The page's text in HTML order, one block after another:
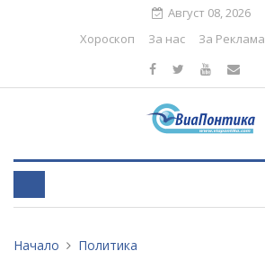
Август 08, 2026
Хороскоп
За нас За Реклама
Начало Политика